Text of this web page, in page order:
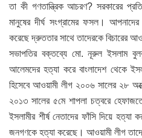
তা কী গণতান্ত্রিক আচরণ? সরকারের
মানুষের দীর্ঘ সংগ্রামের ফসল।
করেছে দ্রুততার সাথে তাদেরকে বিচারের
সভাপতির বক্তব্যে মো. নূরুল ইসলাম
আলেমদের হত্যা করে বাংলাদেশ থেকে
হিসেবে আওয়ামী লীগ ২০০৬ সালের ২৮
২০১৩ সালের ৫মে শাপলা চত্বরে
ইসলামীর শীর্ষ নেতাদের ফাঁসি দিয়ে
জনগণকে হত্যা করেছে। আওয়ামী লীগ